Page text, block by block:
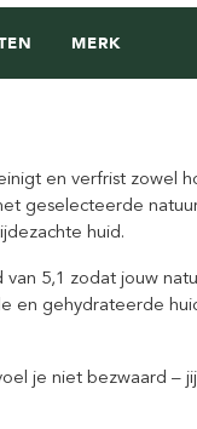
MERK
en verfrist zowel
geselecteerde
huid.
5,1 zodat jouw
en gehydrateerde
je niet bezwaard –